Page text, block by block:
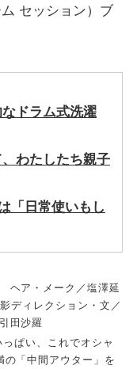
セッション）ブ
ドラム式洗濯
わたしたち親子
「日常使いもし
ア・メーク／塩澤延
ィレクション・文／
田沙羅
ぱい、これでオシャ
「中間アウター」を